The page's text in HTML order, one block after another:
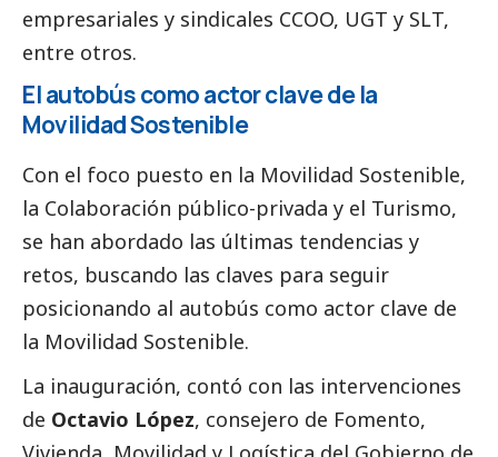
empresariales y sindicales CCOO, UGT y SLT,
entre otros.
El autobús como actor clave de la
Movilidad Sostenible
Con el foco puesto en la Movilidad Sostenible,
la Colaboración público-privada y el Turismo,
se han abordado las últimas tendencias y
retos, buscando las claves para seguir
posicionando al autobús como actor clave de
la Movilidad Sostenible.
La inauguración, contó con las intervenciones
de Octavio López, consejero de Fomento,